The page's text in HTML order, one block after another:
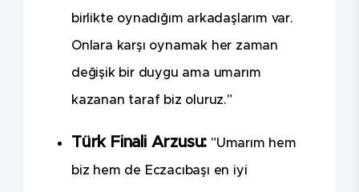
birlikte oynadığım arkadaşlarım var.
Onlara karşı oynamak her zaman
değişik bir duygu ama umarım
kazanan taraf biz oluruz."
Türk Finali Arzusu: "Umarım hem
biz hem de Eczacıbaşı en iyi